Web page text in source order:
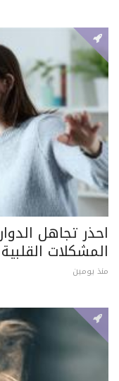
احذر تجاهل
المشكلات القلبية
منذ يومين